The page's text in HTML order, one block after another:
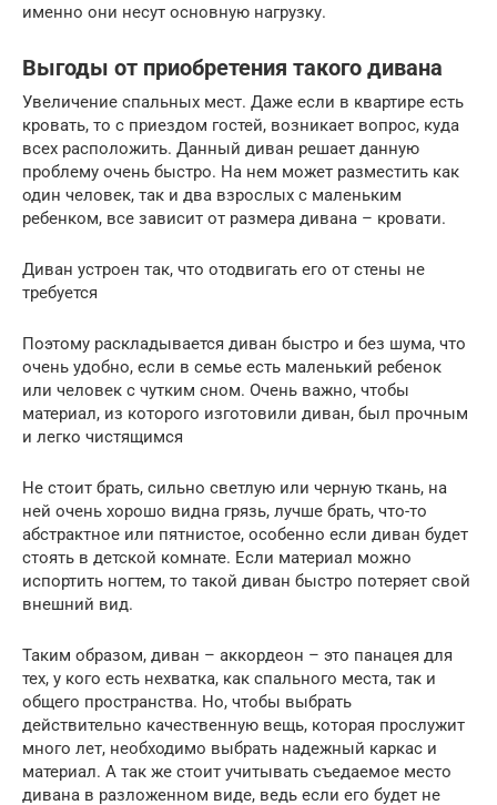
именно они несут основную нагрузку.
Выгоды от приобретения такого дивана
Увеличение спальных мест. Даже если в квартире есть
кровать, то с приездом гостей, возникает вопрос, куда
всех расположить. Данный диван решает данную
проблему очень быстро. На нем может разместить как
один человек, так и два взрослых с маленьким
ребенком, все зависит от размера дивана – кровати.
Диван устроен так, что отодвигать его от стены не
требуется
Поэтому раскладывается диван быстро и без шума, что
очень удобно, если в семье есть маленький ребенок
или человек с чутким сном. Очень важно, чтобы
материал, из которого изготовили диван, был прочным
и легко чистящимся
Не стоит брать, сильно светлую или черную ткань, на
ней очень хорошо видна грязь, лучше брать, что-то
абстрактное или пятнистое, особенно если диван будет
стоять в детской комнате. Если материал можно
испортить ногтем, то такой диван быстро потеряет свой
внешний вид.
Таким образом, диван – аккордеон – это панацея для
тех, у кого есть нехватка, как спального места, так и
общего пространства. Но, чтобы выбрать
действительно качественную вещь, которая прослужит
много лет, необходимо выбрать надежный каркас и
материал. А так же стоит учитывать съедаемое место
дивана в разложенном виде, ведь если его будет не